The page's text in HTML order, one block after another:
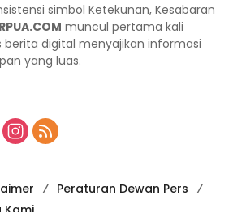
simbol Ketekunan, Kesabaran
muncul pertama kali
berita digital menyajikan informasi
yang luas.
Peraturan Dewan Pers